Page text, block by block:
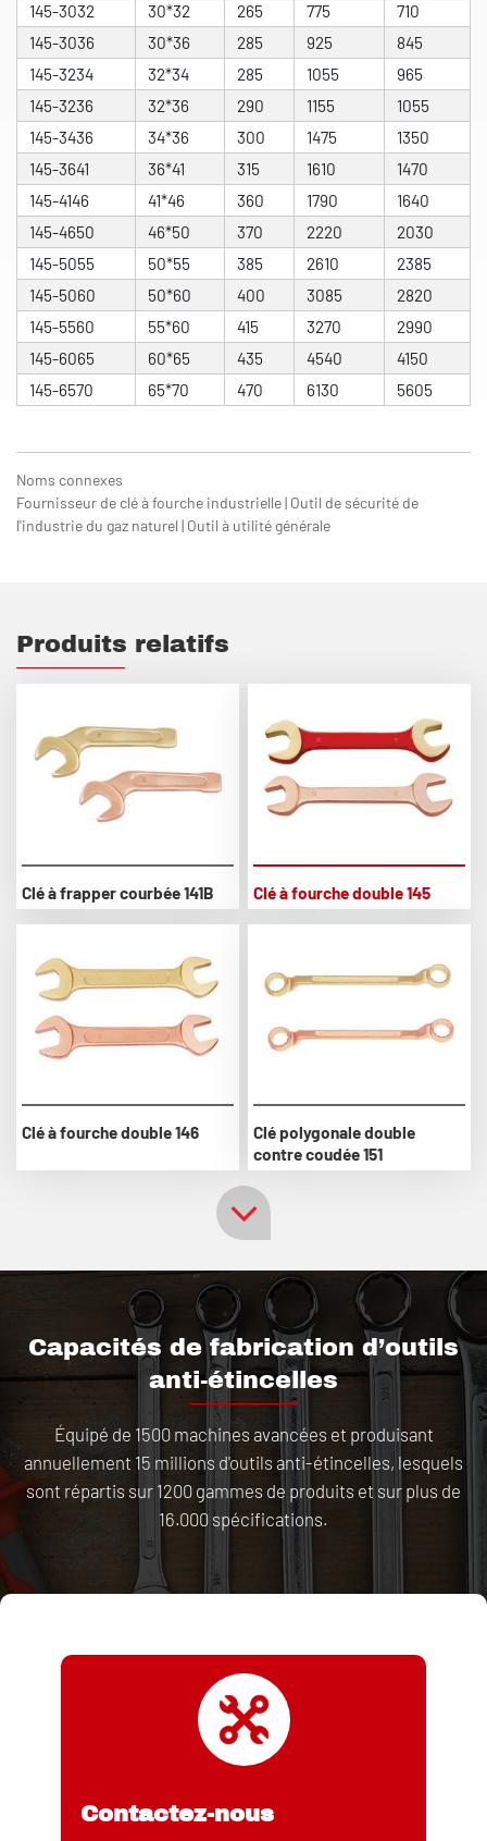
145-3032
30*32 265 775
710
145-3036
30*36 285 925
845
145-3234
32*34 285 1055
965
145-3236
32*36 290 1155
1055
145-3436
34*36 300 1475
1350
145-3641
36*41 315 1610
1470
145-4146
41*46 360 1790
1640
145-4650
46*50 370 2220
2030
145-5055
50*55 385 2610
2385
145-5060
50*60 400 3085
2820
145-5560
55*60 415 3270
2990
145-6065
60*65 435 4540
4150
145-6570
65*70 470 6130 5605
Noms connexes
Fournisseur de clé à fourche industrielle | Outil de sécurité de
l'industrie du gaz naturel | Outil à utilité générale
Produits relatifs
Clé à frapper courbée 141B Clé à fourche double 145
Clé à fourche double 146
Clé polygonale double
contre coudée 151
Capacités de fabrication d’outils
anti-étincelles
Équipé de 1500 machines avancées et produisant
annuellement 15 millions d'outils anti-étincelles, lesquels
sont répartis sur 1200 gammes de produits et sur plus de
16.000 spécifications.
Contactez-nous